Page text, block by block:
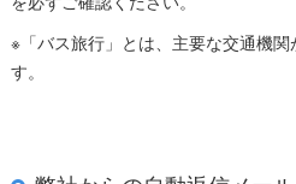
※「バス旅行」とは、主要な交通機
す。